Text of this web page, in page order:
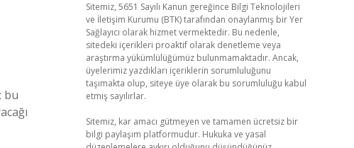
bu
Sitemiz, 5651 Sayılı Kanun gereğince Bilgi Teknolojileri
ve İletişim Kurumu (BTK) tarafından onaylanmış bir Yer
Sağlayıcı olarak hizmet vermektedir. Bu nedenle,
sitedeki içerikleri proaktif olarak denetleme veya
araştırma yükümlülüğümüz bulunmamaktadır. Ancak,
üyelerimiz yazdıkları içeriklerin sorumluluğunu
taşımakta olup, siteye üye olarak bu sorumluluğu kabul
etmiş sayılırlar.
Sitemiz, kar amacı gütmeyen ve tamamen ücretsiz bir
bilgi paylaşım platformudur. Hukuka ve yasal